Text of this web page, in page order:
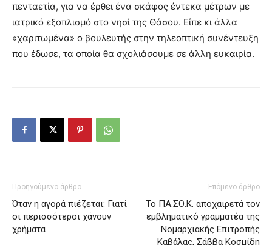
πενταετία, για να έρθει ένα σκάφος έντεκα μέτρων με
ιατρικό εξοπλισμό στο νησί της Θάσου. Είπε κι άλλα
«χαριτωμένα» ο βουλευτής στην τηλεοπτική συνέντευξη
που έδωσε, τα οποία θα σχολιάσουμε σε άλλη ευκαιρία.
Προηγούμενο άρθρο
Όταν η αγορά πιέζεται: Γιατί
οι περισσότεροι χάνουν
χρήματα
Επόμενο άρθρο
Το ΠΑ.ΣΟ.Κ. αποχαιρετά τον
εμβληματικό γραμματέα της
Νομαρχιακής Επιτροπής
Καβάλας, Σάββα Κοσμίδη